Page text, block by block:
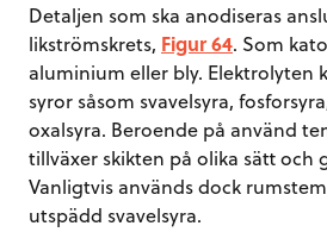
Detaljen som ska anodiseras
likströmskrets, Figur 64. Som
aluminium eller bly. Elektrolyten
syror såsom svavelsyra,
oxalsyra. Beroende på använd
tillväxer skikten på olika sätt och
Vanligtvis används dock
utspädd svavelsyra.